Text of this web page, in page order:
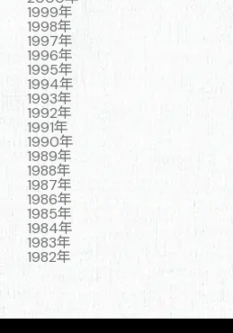
1999年
1998年
1997年
1996年
1995年
1994年
1993年
1992年
1991年
1990年
1989年
1988年
1987年
1986年
1985年
1984年
1983年
1982年